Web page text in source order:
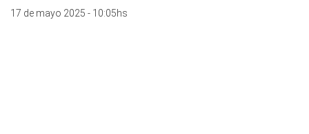
17 de mayo 2025 - 10:05hs